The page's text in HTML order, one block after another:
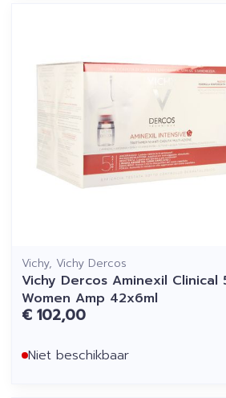
Vichy, Vichy Dercos
Vichy Dercos Aminexil Clinical
Women Amp 42x6ml
€ 102,00
Niet beschikbaar